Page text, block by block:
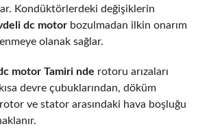
Kondüktörlerdeki değişiklerin
dc motor bozulmadan ilkin onarım
olanak sağlar.
motor Tamiri nde rotoru arızaları
devre çubuklarından, döküm
ve stator arasındaki hava boşluğu